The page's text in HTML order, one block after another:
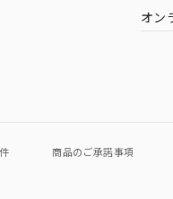
オン
商品のご承諾事項